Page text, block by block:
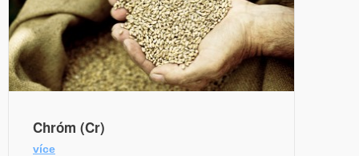
Chróm (Cr)
více